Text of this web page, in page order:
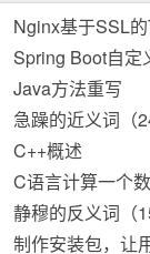
Nginx基于SSL
Spring Boot自定
Java方法重写
急躁的近义词（
C++概述
C语言计算一个
静穆的反义词（
制作安装包，让